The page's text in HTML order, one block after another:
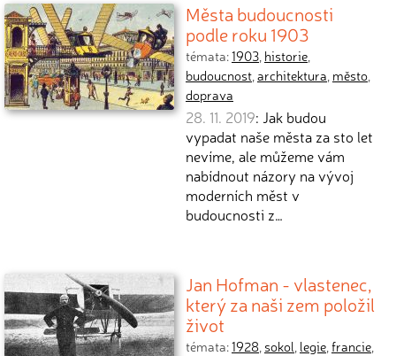
Města budoucnosti
podle roku 1903
témata:1903, historie,
budoucnost,architektura, město,
doprava
28. 11. 2019: Jak budou
vypadat naše města za sto let
nevíme, ale můžeme vám
nabídnout názory na vývoj
moderních měst v
budoucnosti z…
Jan Hofman - vlastenec,
který za naši zem položil
život
témata:1928, sokol, legie,francie,